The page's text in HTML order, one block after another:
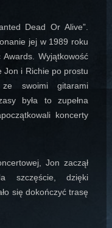
Dead Or Alive”.
jej w 1989 roku
Wyjątkowość
Jon i Richie po prostu
swoimi gitarami
była to zupełna
koncerty
Jon zaczął
szczęście, dzięki
się dokończyć trasę